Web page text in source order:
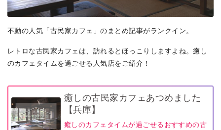
不動の人気「古民家カフェ」のまとめ記事がランクイン。
レトロな古民家カフェは、訪れるとほっこりしますよね。癒し
のカフェタイムを過ごせる人気店をご紹介！
癒しの古民家カフェあつめました
【兵庫】
癒しのカフェタイムが過ごせるおすすめの古